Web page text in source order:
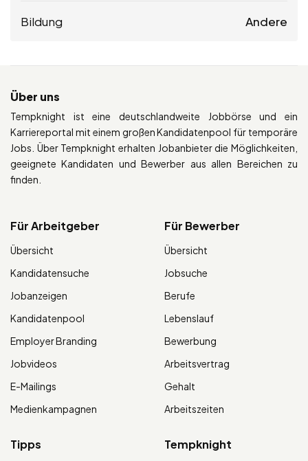
Bildung Andere
Über uns
Tempknight ist eine deutschlandweite Jobbörse und ein
Karriereportal mit einem großen Kandidatenpool für temporäre
Jobs. Über Tempknight erhalten Jobanbieter die Möglichkeiten,
geeignete Kandidaten und Bewerber aus allen Bereichen zu
finden.
Für Arbeitgeber
Übersicht
Kandidatensuche
Jobanzeigen
Kandidatenpool
Employer Branding
Jobvideos
E-Mailings
Medienkampagnen
Für Bewerber
Übersicht
Jobsuche
Berufe
Lebenslauf
Bewerbung
Arbeitsvertrag
Gehalt
Arbeitszeiten
Tipps Tempknight